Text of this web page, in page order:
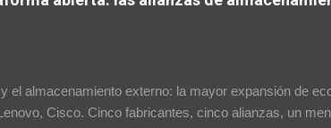
el almacenamiento externo: la mayor expansión de
Cisco. Cinco fabricantes, cinco alianzas, un